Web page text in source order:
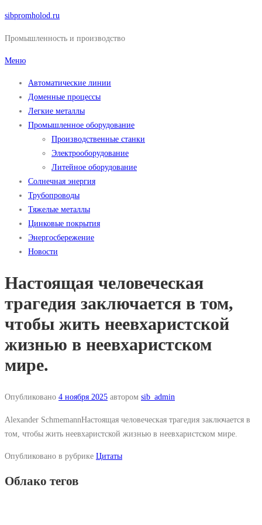
Перейти
содержимому
sibpromholod.ru
Промышленность и производство
Меню
Автоматические линии
Доменные процессы
Легкие металлы
Промышленное оборудование
Производственные станки
Электрооборудование
Литейное оборудование
Солнечная энергия
Трубопроводы
Тяжелые металлы
Цинковые покрытия
Энергосбережение
Новости
Настоящая человеческая
трагедия заключается в том,
чтобы жить неевхаристской
жизнью в неевхаристском
мире.
Опубликовано 4 ноября 2025 автором sib_admin
Alexander SchmemannНастоящая человеческая трагедия заключается в
том, чтобы жить неевхаристской жизнью в неевхаристском мире.
Опубликовано в рубрике Цитаты
Облако тегов